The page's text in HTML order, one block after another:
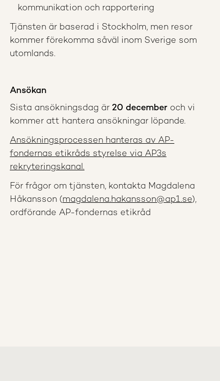
kommunikation och rapportering
Tjänsten är baserad i Stockholm, men resor
kommer förekomma såväl inom Sverige som
utomlands.
Ansökan
Sista ansökningsdag är 20 december och vi
kommer att hantera ansökningar löpande.
Ansökningsprocessen hanteras av AP-
fondernas etikråds styrelse via AP3s
rekryteringskanal.
För frågor om tjänsten, kontakta Magdalena
Håkansson (magdalena.hakansson@ap1.se),
ordförande AP-fondernas etikråd